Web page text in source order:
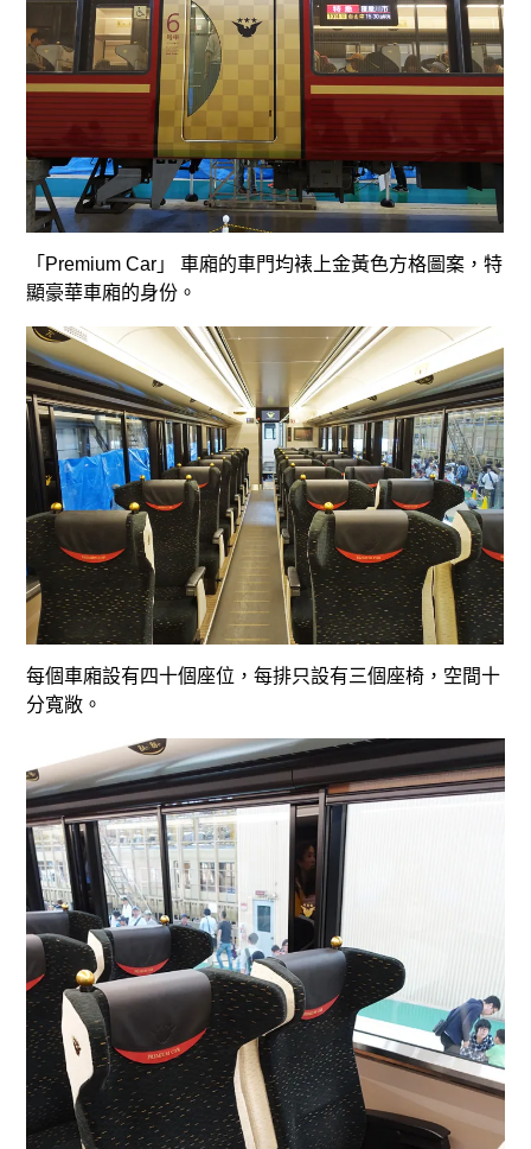
「Premium Car」 車廂的車門均裱上金黃色方格圖案，特
顯豪華車廂的身份。
每個車廂設有四十個座位，每排只設有三個座椅，空間十
分寬敞。